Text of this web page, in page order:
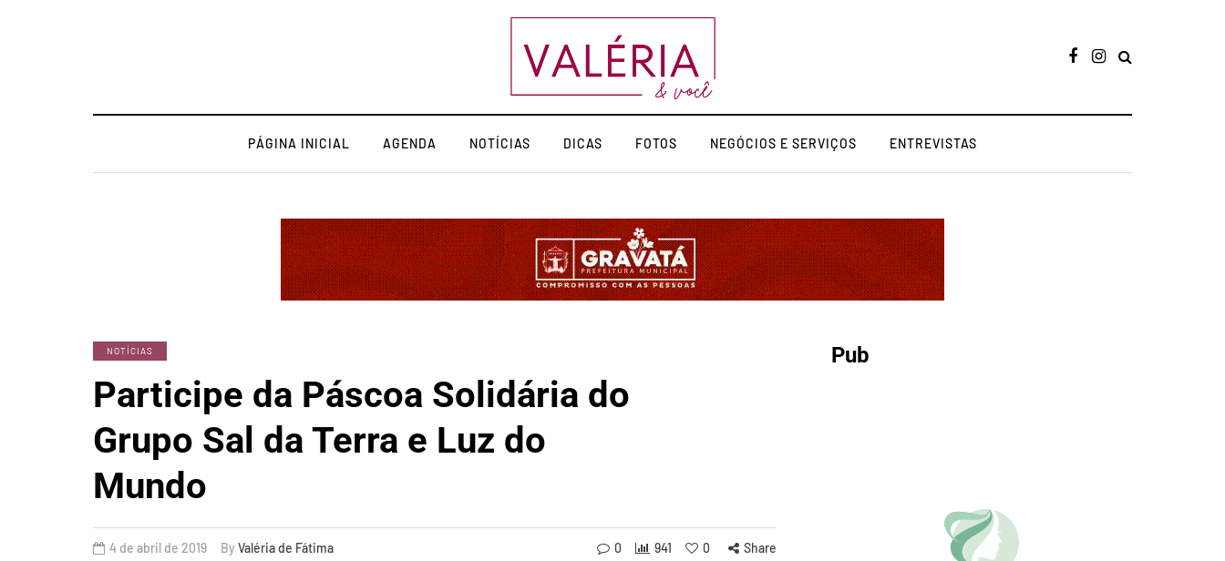
PÁGINA INICIAL AGENDA NOTÍCIAS DICAS FOTOS NEGÓCIOS E SERVIÇOS ENTREVISTAS
NOTÍCIAS
Participe da Páscoa Solidária do
Grupo Sal da Terra e Luz do
Mundo
4 de abril de 2019 By Valéria de Fátima 0 941 0 Share
Pub